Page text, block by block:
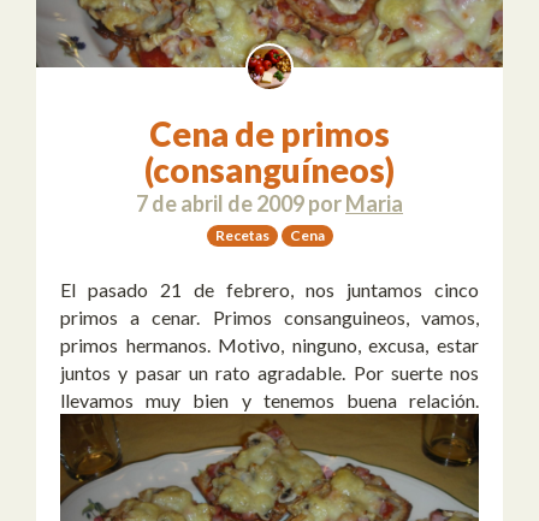
Cena de primos
(consanguíneos)
7 de abril de 2009porMaria
Recetas Cena
El pasado 21 de febrero, nos juntamos cinco
primos a cenar. Primos consanguineos, vamos,
primos hermanos. Motivo, ninguno, excusa, estar
juntos y pasar un rato agradable. Por suerte nos
llevamos muy bien y tenemos buena relación.